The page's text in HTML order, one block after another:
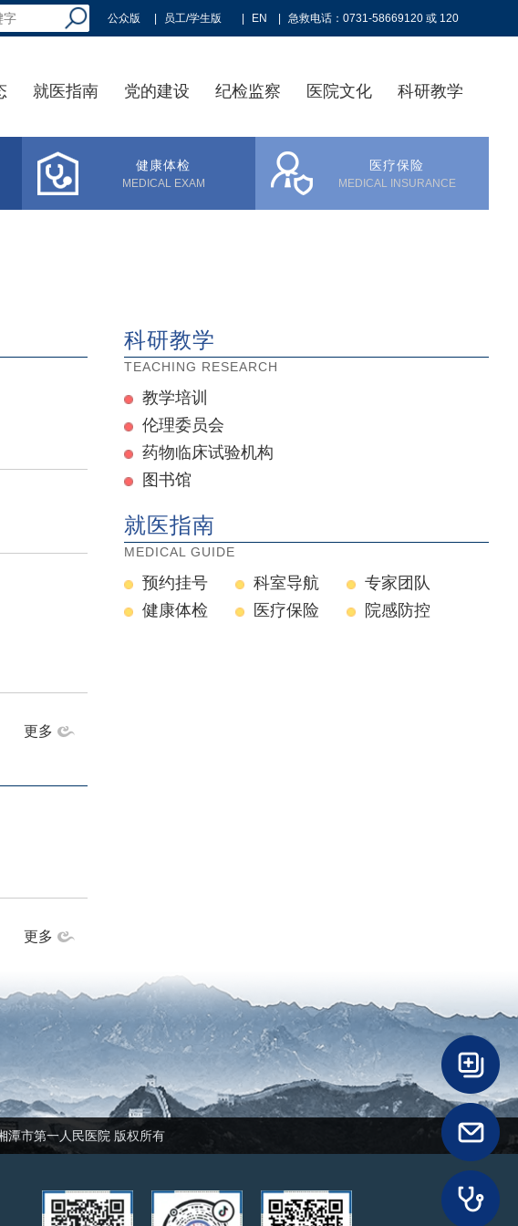
公众版 员工/学生版 EN 急救电话：0731-58669120 或 120
就医指南 党的建设 纪检监察 医院文化 科研教学
健康体检
MEDICAL EXAM
医疗保险
MEDICAL INSURANCE
更多
更多
科研教学
TEACHING RESEARCH
教学培训
伦理委员会
药物临床试验机构
图书馆
就医指南
MEDICAL GUIDE
预约挂号 科室导航
专家团队
健康体检
医疗保险 院感防控
潭市第一人民医院 版权所有